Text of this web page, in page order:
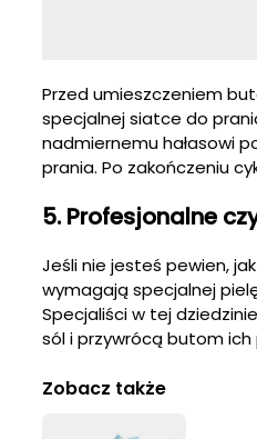
Przed umieszczeniem
specjalnej siatce do
nadmiernemu hałasowi
prania. Po zakończeniu
5. Profesjonalne
Jeśli nie jesteś pewien,
wymagają specjalnej
Specjaliści w tej
sól i przywrócą butom
Zobacz także